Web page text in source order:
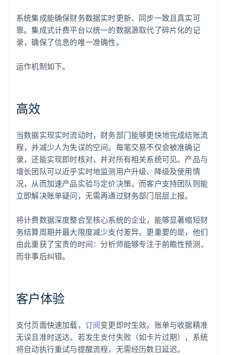
系统集成能确保财务数据实时更新、同步一致且真实可
靠。集成式计费平台以统一的数据源取代了碎片化的记
录，确保了信息的唯一准确性。
运作机制如下。
高效
当数据实现实时流动时，财务部门能够更快地完成结账流
程，并减少人为失误的空间。每笔交易不仅会被准确记
录，还能实现即时核对，并对所有相关系统可见。产品与
增长团队可以近乎实时地监测用户升级、降级及使用情
况，从而加速产品实验与定价决策。而客户支持团队则能
立即解决账单疑问，无需再通过财务部门层层上报。
将计费数据深度整合至核心系统的企业，能够显著缩短财
务结算周期并最大限度减少支付差异。更重要的是，他们
由此重获了宝贵的时间：分析师能够专注于前瞻性预测，
而非事后纠错。
客户体验
支付页面快速加载， 订阅变更即时生效。账单与收据精准
无误且准时送达。若发生支付失败（如卡片过期），系统
将自动执行重试与提醒流程，无需经历数日延迟。